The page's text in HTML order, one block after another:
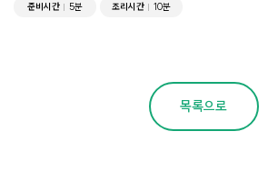
준비시간 5분 조리시간 10분
목록으로